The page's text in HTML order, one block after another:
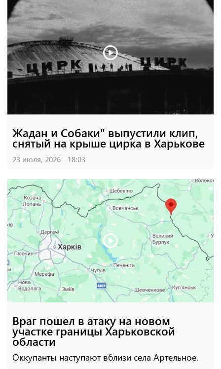
Жадан и Собаки" выпустили клип,
снятый на крыше цирка в Харькове
23 июля, 2026 - 18:03
Враг пошел в атаку на новом
участке границы Харьковской
области
Оккупанты наступают вблизи села Артельное.